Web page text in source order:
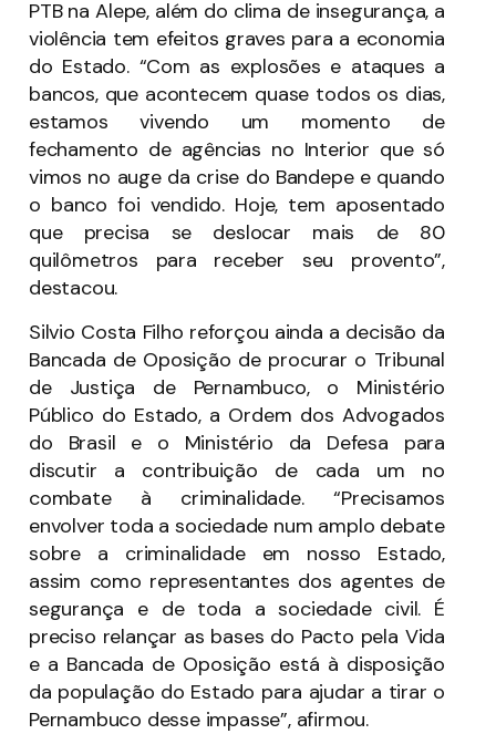
PTB na Alepe, além do clima de insegurança, a
violência tem efeitos graves para a economia
do Estado. “Com as explosões e ataques a
bancos, que acontecem quase todos os dias,
estamos vivendo um momento de
fechamento de agências no Interior que só
vimos no auge da crise do Bandepe e quando
o banco foi vendido. Hoje, tem aposentado
que precisa se deslocar mais de 80
quilômetros para receber seu provento”,
destacou.
Silvio Costa Filho reforçou ainda a decisão da
Bancada de Oposição de procurar o Tribunal
de Justiça de Pernambuco, o Ministério
Público do Estado, a Ordem dos Advogados
do Brasil e o Ministério da Defesa para
discutir a contribuição de cada um no
combate à criminalidade. “Precisamos
envolver toda a sociedade num amplo debate
sobre a criminalidade em nosso Estado,
assim como representantes dos agentes de
segurança e de toda a sociedade civil. É
preciso relançar as bases do Pacto pela Vida
e a Bancada de Oposição está à disposição
da população do Estado para ajudar a tirar o
Pernambuco desse impasse”, afirmou.